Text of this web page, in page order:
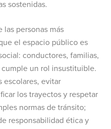
sostenidas.
las personas más
el espacio público es
conductores, familias,
un rol insustituible.
escolares, evitar
los trayectos y respetar
normas de tránsito;
responsabilidad ética y